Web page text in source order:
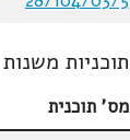
תוכניות משנות
מס' תוכנית